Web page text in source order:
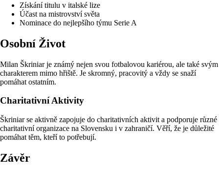
Získání titulu v italské lize
Účast na mistrovství světa
Nominace do nejlepšího týmu Serie A
Osobní Život
Milan Škriniar je známý nejen svou fotbalovou kariérou, ale také svým
charakterem mimo hřiště. Je skromný, pracovitý a vždy se snaží
pomáhat ostatním.
Charitativní Aktivity
Škriniar se aktivně zapojuje do charitativních aktivit a podporuje různé
charitativní organizace na Slovensku i v zahraničí. Věří, že je důležité
pomáhat těm, kteří to potřebují.
Závěr